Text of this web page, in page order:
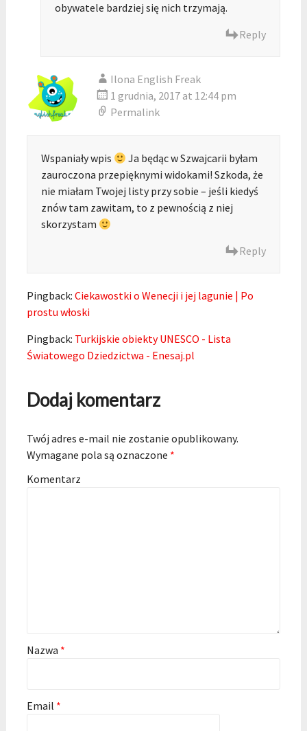
obywatele bardziej się nich trzymają.
Reply
Ilona English Freak
1 grudnia, 2017 at 12:44 pm
Permalink
Wspaniały wpis
Ja będąc w Szwajcarii byłam
zauroczona przepięknymi widokami! Szkoda, że
nie miałam Twojej listy przy sobie – jeśli kiedyś
znów tam zawitam, to z pewnością z niej
skorzystam
Reply
Pingback: Ciekawostki o Wenecji i jej lagunie | Po
prostu włoski
Pingback: Turkijskie obiekty UNESCO - Lista
Światowego Dziedzictwa - Enesaj.pl
Dodaj komentarz
Twój adres e-mail nie zostanie opublikowany.
Wymagane pola są oznaczone *
Komentarz
Nazwa *
Email *